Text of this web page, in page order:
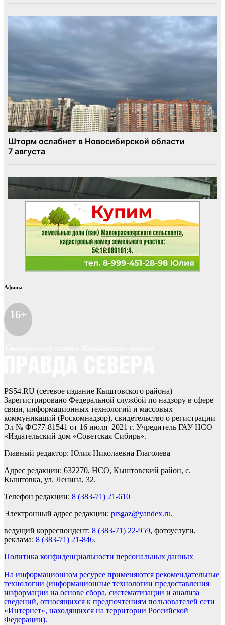
Афиша
16+
PS54.RU (сетевое издание Кыштовского района)
Зарегистрировано Федеральной службой по надзору в сфере
связи, информационных технологий и массовых
коммуникаций (Роскомнадзор), свидетельство о регистрации
Эл № ФС77-81541 от 16 июля 2021 г. Учредитель ГАУ НСО
«Издательский дом «Советская Сибирь».
Главный редактор: Юлия Николаевна Глаголева
Адрес редакции: 632270, НСО, Кыштовский район, с.
Кыштовка, ул. Ленина, 32.
Телефон редакции: 8 (383-71) 21-610
Электронный адрес редакции: prsgaz@yandex.ru.
ведущий корреспондент: 8 (383-71) 22-959, фотоуслуги,
реклама: 8 (383-71) 21-846.
Политика конфиденциальности персональных данных
На информационном ресурсе применяются рекомендательные
технологии (информационные технологии предоставления
информации на основе сбора, систематизации и анализа
сведений, относящихся к предпочтениям пользователей сети
«Интернет», находящихся на территории Российской
Федерации).